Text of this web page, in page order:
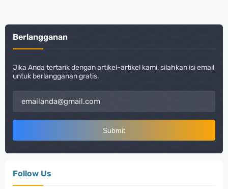
Berlangganan
Jika Anda tertarik dengan artikel-artikel kami, silahkan isi email
untuk berlangganan gratis.
Follow Us